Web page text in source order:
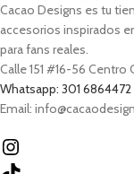
Cacao Designs es tu
accesorios inspirados
para fans reales.
Calle 151 #16-56 Centro
Whatsapp: 301 6864472
Email: